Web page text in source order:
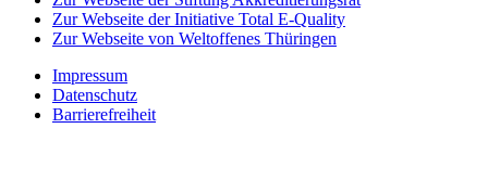
Zur Webseite der Initiative Total E-Quality
Zur Webseite von Weltoffenes Thüringen
Impressum
Datenschutz
Barrierefreiheit